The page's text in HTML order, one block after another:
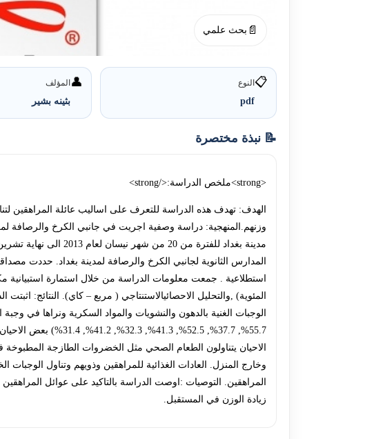
📄 بحث علمي
📋النوع
pdf
👤المؤلف
بثينه بشير
📝 نبذة مختصرة
<strong>ملخص الدراسة:</strong>
الهدف: تهدف هذه الدراسة للتعرف على اساليب عائلة المراهقين
وزنهم.المنهجية: دراسة وصفية اجريت في جانبي الكرخ والرصافة
المدارس الثانوية لجانبي الكرخ والرصافة لمدينة بغداد. حددت
55.7%, 37.7%,
وخارج المنزل. العادات الغذائية للمراهقين وذويهم وتناول
المراهقين. التوصيات :اوصت الدراسة بالتاكيد على عوائل
زيادة الوزن في المستقبل.